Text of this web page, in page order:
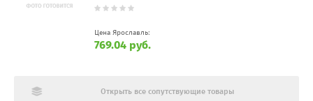
Цена Ярославль:
769.04 руб.
Открыть все сопутствующие товары